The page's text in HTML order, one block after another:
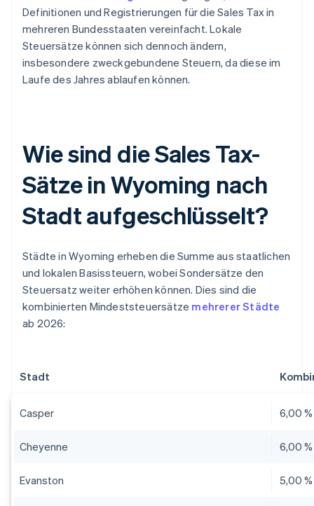
Definitionen und Registrierungen für die Sales Tax in
mehreren Bundesstaaten vereinfacht. Lokale
Steuersätze können sich dennoch ändern,
insbesondere zweckgebundene Steuern, da diese im
Laufe des Jahres ablaufen können.
Wie sind die Sales Tax-
Sätze in Wyoming nach
Stadt aufgeschlüsselt?
Städte in Wyoming erheben die Summe aus staatlichen
und lokalen Basissteuern, wobei Sondersätze den
Steuersatz weiter erhöhen können. Dies sind die
kombinierten Mindeststeuersätze mehrerer Städte
ab 2026:
Stadt
Casper 6,00 %
Cheyenne 6,00 %
Evanston 5,00 %